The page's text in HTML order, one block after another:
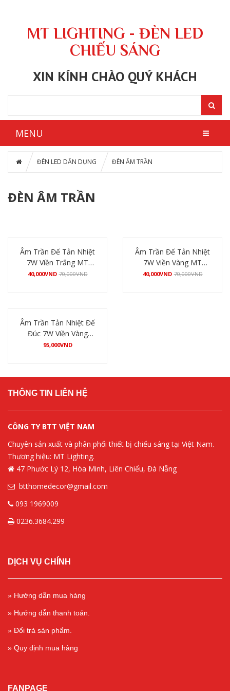
MT LIGHTING - ĐÈN LED
CHIẾU SÁNG
XIN KÍNH CHÀO QUÝ KHÁCH
MENU
ĐÈN LED DÂN DỤNG ĐÈN ÂM TRẦN
ĐÈN ÂM TRẦN
Âm Trần Đế Tản Nhiệt
7W Viền Trắng MT
Lighting
40,000VND 70,000VND
Âm Trần Đế Tản Nhiệt
7W Viền Vàng MT
Lighting
40,000VND 70,000VND
Âm Trần Tản Nhiệt Đế
Đúc 7W Viền Vàng
VEGA
95,000VND
THÔNG TIN LIÊN HỆ
CÔNG TY BTT VIỆT NAM
Chuyên sản xuất và phân phối thiết bị chiếu sáng tại Việt Nam.
Thương hiệu: MT Lighting.
47 Phước Lý 12, Hòa Minh, Liên Chiểu, Đà Nẵng
btthomedecor@gmail.com
093 1969009
0236.3684.299
DỊCH VỤ CHÍNH
» Hướng dẫn mua hàng
» Hướng dẫn thanh toán.
» Đổi trả sản phẩm.
» Quy định mua hàng
FANPAGE